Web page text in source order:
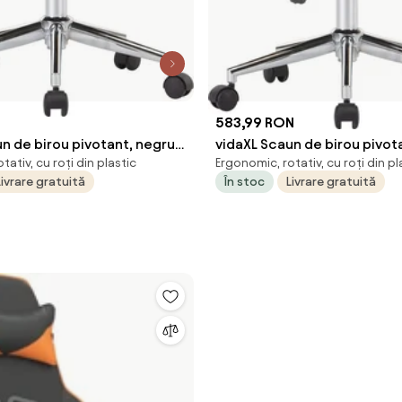
de birou pivotant, negru,
și piele ecologică
cu roți din plastic
gratuită
583,99 RON
vidaXL Scaun de birou
lemn curbat și material
Ergonomic, rotativ, cu roți din
În stoc
Livrare gratuită